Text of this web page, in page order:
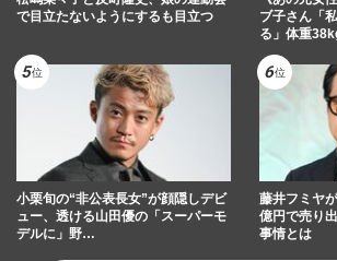
で目立たないようにするも目立つ
ブ子さん「
る」体重
小栗旬の“非公表長女”が顔隠しデビ
ュー、透ける山田優の「スーパーモ
デルに」野…
藤井フミヤ
億円で売り
事情とは